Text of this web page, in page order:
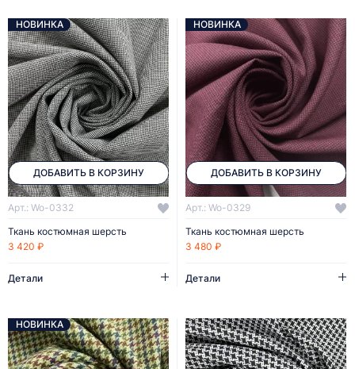
ДОБАВИТЬ В КОРЗИНУ
НОВИНКА
Арт.: Wo-0332
Ткань костюмная шерсть
3 420 ₽
Детали
ДОБАВИТЬ В КОРЗИНУ
НОВИНКА
Арт.: Wo-0329
Ткань костюмная шерсть
3 480 ₽
Детали
НОВИНКА